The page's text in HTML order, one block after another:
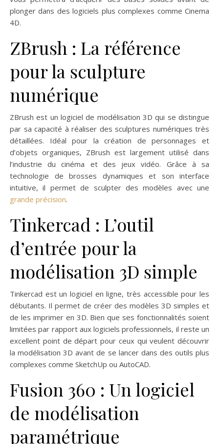
plonger dans des logiciels plus complexes comme Cinema
4D.
ZBrush : La référence
pour la sculpture
numérique
ZBrush est un logiciel de modélisation 3D qui se distingue
par sa capacité à réaliser des sculptures numériques très
détaillées. Idéal pour la création de personnages et
d’objets organiques, ZBrush est largement utilisé dans
l’industrie du cinéma et des jeux vidéo. Grâce à sa
technologie de brosses dynamiques et son interface
intuitive, il permet de sculpter des modèles avec une
grande précision.
Tinkercad : L’outil
d’entrée pour la
modélisation 3D simple
Tinkercad est un logiciel en ligne, très accessible pour les
débutants. Il permet de créer des modèles 3D simples et
de les imprimer en 3D. Bien que ses fonctionnalités soient
limitées par rapport aux logiciels professionnels, il reste un
excellent point de départ pour ceux qui veulent découvrir
la modélisation 3D avant de se lancer dans des outils plus
complexes comme SketchUp ou AutoCAD.
Fusion 360 : Un logiciel
de modélisation
paramétrique